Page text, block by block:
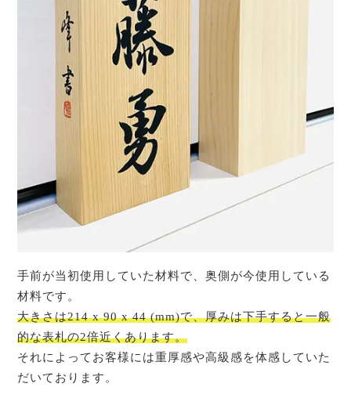
手前が当初使用していた材料で、奥側が今使用している
材料です。
大きさは214 x 90 x 44 (mm)で、厚みは下手すると一般
的な表札の2倍近くあります。
それによってお客様には重厚感や高級感を体感していた
だいております。